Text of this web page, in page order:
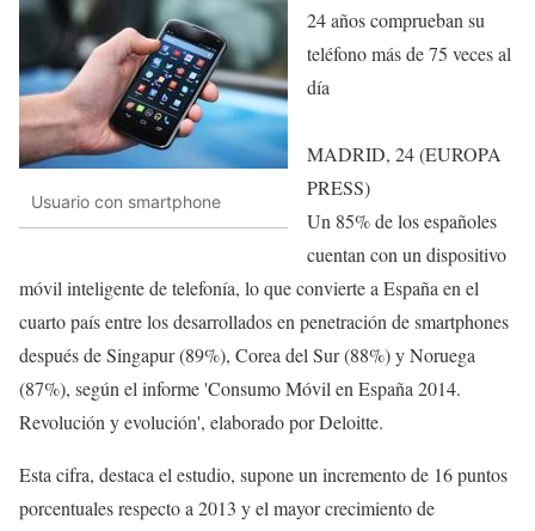
Usuario con smartphone
24 años comprueban su
teléfono más de 75 veces al
día
MADRID, 24 (EUROPA
PRESS)
Un 85% de los españoles
cuentan con un dispositivo
móvil inteligente de telefonía, lo que convierte a España en el
cuarto país entre los desarrollados en penetración de smartphones
después de Singapur (89%), Corea del Sur (88%) y Noruega
(87%), según el informe 'Consumo Móvil en España 2014.
Revolución y evolución', elaborado por Deloitte.
Esta cifra, destaca el estudio, supone un incremento de 16 puntos
porcentuales respecto a 2013 y el mayor crecimiento de